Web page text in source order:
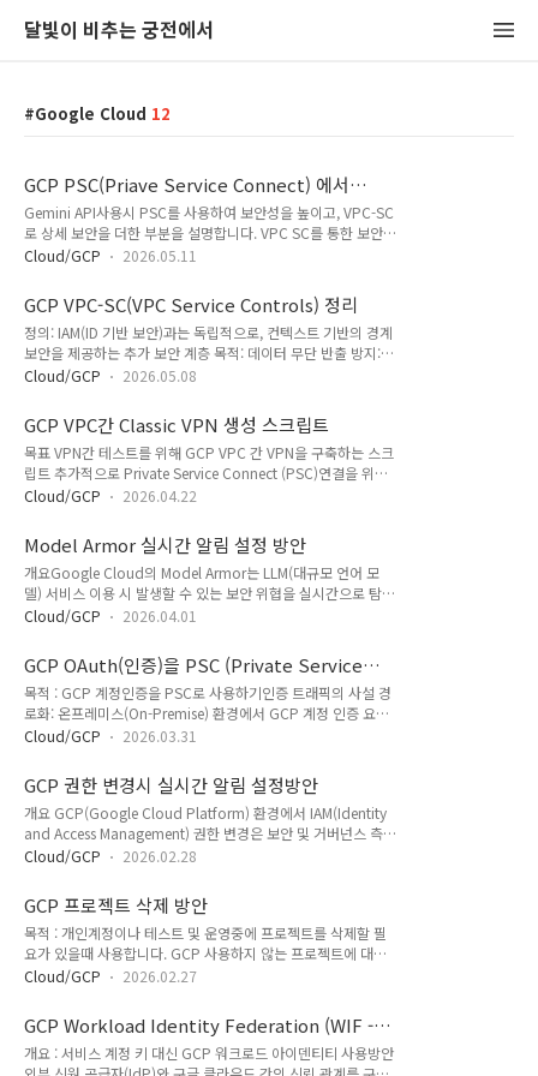
달빛이 비추는 궁전에서
Google Cloud 12
GCP PSC(Priave Service Connect) 에서
VPC-SC 사용하여 Gemini API 보호
Gemini API사용시 PSC를 사용하여 보안성을 높이고, VPC-SC
로 상세 보안을 더한 부분을 설명합니다. VPC SC를 통한 보안방
법https://cloud.google.com/blog/ko/products/ai-
controls-gemini-api VPC - SC 생성 보호할 리소스 보호서비
스 선택 PSA 여부 허용 IP 테스트코드# 1. 변수 설정
PROJECT_ID="shared-vpc-test-2-"LOCATION="us-
central1"MODEL_ID="gemini-2.5-flash"# 2. 토큰 갱신
ACCESS_TOKEN=$(gcloud auth print-access-token)# 3..
Cloud/GCP 2026.05.11
GCP VPC-SC(VPC Service Controls) 정리
정의: IAM(ID 기반 보안)과는 독립적으로, 컨텍스트 기반의 경계
보안을 제공하는 추가 보안 계층 목적: 데이터 무단 반출 방지:
권한이 있는 내부자가 데이터를 외부 버킷으로 복사하거나 유출
접근하더라도, 승인되지 않은 네트워크라면 API 호출을 차단 공
용 노출 방지: IAM 설정 실수로 데이터가 외부에 공개되더라도,
VPC SC 경계가 2차 방어선 역할을 하여 접근을 차단 구성도
GCP 내부 동작VPN 연결을 통한 동작아래 그림은 PGA를 사용
해서 제어하는 구성 단순 인터넷 제어각 서비스별 설정방안
모두 차단제한된 모든 서비스 : 제한된 서비스로 선택한 리소스
만 사용가능..
Cloud/GCP 2026.05.08
GCP VPC간 Classic VPN 생성 스크립트
목표 VPN간 테스트를 위해 GCP VPC 간 VPN을 구축하는 스크
립트 추가적으로 Private Service Connect (PSC)연결을 위해
PSC IP 라우팅을 추가한 설치 쉘스크립트를 설명합니다.사용방
에서 실행합니다.쉘스크립트는 gcloud 명령을 이용하여, 인증
된 GCP 프로젝트의 VPC를 조회하고, 선택된 VPC의 subnet을
조회합니다.사용자는 각 VPC, Subnet을 선택합니다.PSC를 테
스트 할 경우 해당 PSC IP대역을 입력하면 On-premise (VPC2
번측)에서 PSC대역으로 찾아가도록 자동으로 GCP VPC 경로
행- 스크립트 실행 ..
Cloud/GCP 2026.04.22
Model Armor 실시간 알림 설정 방안
개요Google Cloud의 Model Armor는 LLM(대규모 언어 모
델) 서비스 이용 시 발생할 수 있는 보안 위협을 실시간으로 탐지
하고 차단하는 핵심 보안 솔루션입니다. 프롬프트 인젝션, 탈옥
등의 위협은 기업의 데이터 자산과 서비스 신뢰도에 직접적인 타
격을 줄 수 있습니다. 본 가이드는 Model Armor를 통해 생성되
는 SanitizeOperation 로그를 실시간으로 탐지하고 , 복잡한
JSON 형식의 감사 로그를 파싱하여 운영자가 즉시 위협 상황을
인지할 수 있도록 알림 체계를 구축하는 방안을 제시합니다. 구
resource.type="modelarmor.googleapis..
Cloud/GCP 2026.04.01
GCP OAuth(인증)을 PSC (Private Service
Connect)를 통해 사설망으로 연결하는 방안
목적 : GCP 계정인증을 PSC로 사용하기인증 트래픽의 사설 경
로화: 온프레미스(On-Premise) 환경에서 GCP 계정 인증 요청
시, 공인 인터넷이 아닌 Cloud VPN과 PSC를 거치는 사설망 경
정 유형별 호환성 검증: 개인 계정(gmail.com)뿐만 아니라 조
직 계정(예: mz.co.kr) 등 다양한 도메인의 계정들이 PSC 경로
를 통해 문제없이 인증되는지 확인하는 것이 주요 테스트 방안
보안성 강화: 내부 서버가 인터넷 게이트웨이를 통하지 않고도
외부 구글 API 서버와 안전하게 통신할 수 있는 환경을 구축 구
을 수정하여, 구글 인증 서버 주소인 ..
Cloud/GCP 2026.03.31
GCP 권한 변경시 실시간 알림 설정방안
개요 GCP(Google Cloud Platform) 환경에서 IAM(Identity
and Access Management) 권한 변경은 보안 및 거버넌스 측면
에서 가장 핵심적인 모니터링 대상입니다. 권한의 오남용이나 잘
문입니다. 본 가이드는 권한 부여 및 수정 시 발생하는 복잡한
JSON 형식의 감사 로그(Audit Log)를 실시간으로 탐지하고, 이
를 운영자가 즉시 인지할 수 있도록 이메일 알림 체계를 구축하
는 방안을 작성하였습니다. 시스템 구성도 및 워크플로우본 시스
템은 Google Cloud의 Serverless 아키텍처를 활용하여 비용
탐지 (Cloud Logging): ..
Cloud/GCP 2026.02.28
GCP 프로젝트 삭제 방안
목적 : 개인계정이나 테스트 및 운영중에 프로젝트를 삭제할 필
요가 있을때 사용합니다. GCP 사용하지 않는 프로젝트에 대한
종료 방안정리 GCP Console에 로그인 후 IAM → Settings 메
인하고, “Shut Down”을 선택합니다.프로젝트 ID를 입력하면
종료가 됩니다.설명대로 해당 프로젝트의 최종 종료는 30일 뒤
이며, 기존까지는 삭제 중지가 가능합니다.
Cloud/GCP 2026.02.27
GCP Workload Identity Federation (WIF -
워크로드아이덴티티) 설정
개요 : 서비스 계정 키 대신 GCP 워크로드 아이덴티티 사용방안